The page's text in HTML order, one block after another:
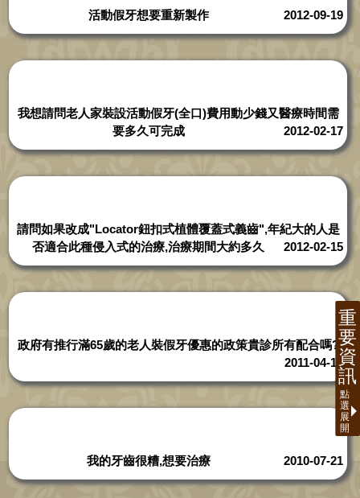
活動假牙想要重新製作 2012-09-19
我想請問老人家裝設活動假牙(全口)費用動少錢又醫療時間需
要多久可完成
2012-02-17
請問如果改成"Locator鈕扣式植體覆蓋式義齒",年紀大的人是
否適合此種侵入式的治療,治療期間大約多久
2012-02-15
政府有推行滿65歲的老人裝假牙優惠的政策貴診所有配合嗎?
2011-04-13
我的牙齒很糟,想要治療 2010-07-21